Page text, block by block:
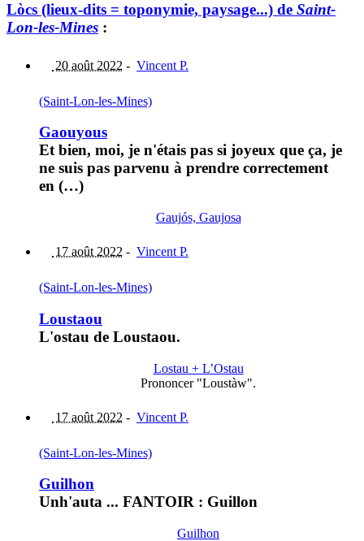
Lòcs (lieux-dits = toponymie, paysage...) de Saint-
Lon-les-Mines :
20 août 2022 - Vincent P.
(Saint-Lon-les-Mines)
Gaouyous
Et bien, moi, je n'étais pas si joyeux que ça, je
ne suis pas parvenu à prendre correctement
en (…)
Gaujós, Gaujosa
17 août 2022 - Vincent P.
(Saint-Lon-les-Mines)
Loustaou
L'ostau de Loustaou.
Lostau + L’Ostau
Prononcer "Loustàw".
17 août 2022 - Vincent P.
(Saint-Lon-les-Mines)
Guilhon
Unh'auta ... FANTOIR : Guillon
Guilhon